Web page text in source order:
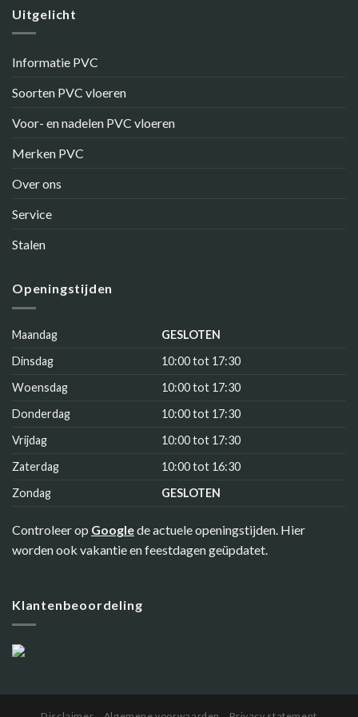
Uitgelicht
Informatie PVC
Soorten PVC vloeren
Voor- en nadelen PVC vloeren
Merken PVC
Over ons
Service
Stalen
Openingstijden
Maandag
GESLOTEN
Dinsdag
10:00 tot 17:30
Woensdag
10:00 tot 17:30
Donderdag
10:00 tot 17:30
Vrijdag
10:00 tot 17:30
Zaterdag
10:00 tot 16:30
Zondag
GESLOTEN
Controleer op Googlede actuele openingstijden. Hier
worden ook vakantie en feestdagen geüpdatet.
Klantenbeoordeling